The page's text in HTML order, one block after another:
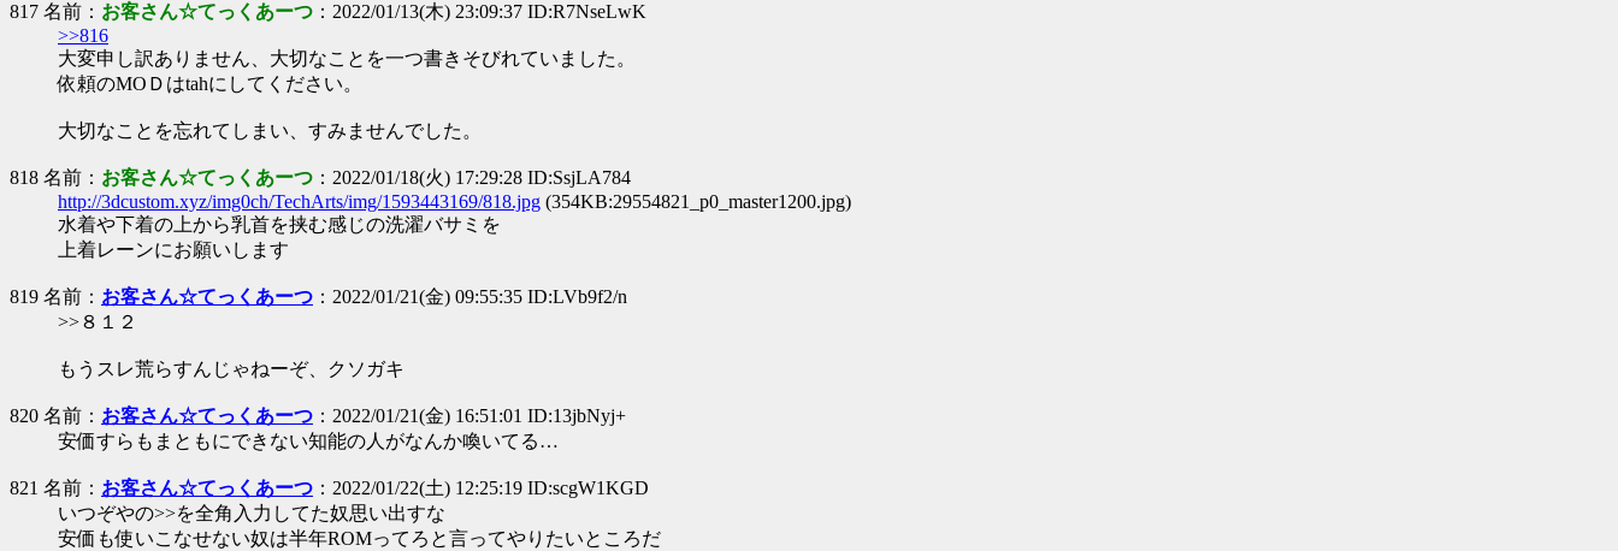
817 名前： お客さん☆てっくあーつ ：2022/01/13(木) 23:09:37 ID:R7NseLwK
>>816
大変申し訳ありません、大切なことを一つ書きそびれていました。
依頼のМОＤはtahにしてください。
大切なことを忘れてしまい、すみませんでした。
818 名前： お客さん☆てっくあーつ ：2022/01/18(火) 17:29:28 ID:SsjLA784
http://3dcustom.xyz/img0ch/TechArts/img/1593443169/818.jpg (354KB:29554821_p0_master1200.jpg)
水着や下着の上から乳首を挟む感じの洗濯バサミを
上着レーンにお願いします
819 名前： お客さん☆てっくあーつ ：2022/01/21(金) 09:55:35 ID:LVb9f2/n
>>８１２
もうスレ荒らすんじゃねーぞ、クソガキ
820 名前： お客さん☆てっくあーつ ：2022/01/21(金) 16:51:01 ID:13jbNyj+
安価すらもまともにできない知能の人がなんか喚いてる…
821 名前： お客さん☆てっくあーつ ：2022/01/22(土) 12:25:19 ID:scgW1KGD
いつぞやの>>を全角入力してた奴思い出すな
安価も使いこなせない奴は半年ROMってろと言ってやりたいところだ